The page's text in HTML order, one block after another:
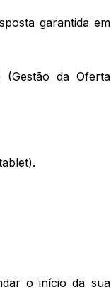
garantida em
(Gestão da Oferta
o início da sua